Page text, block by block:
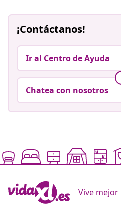
¡Contáctanos!
Ir al Centro de Ayuda
Chatea con nosotros
Vive